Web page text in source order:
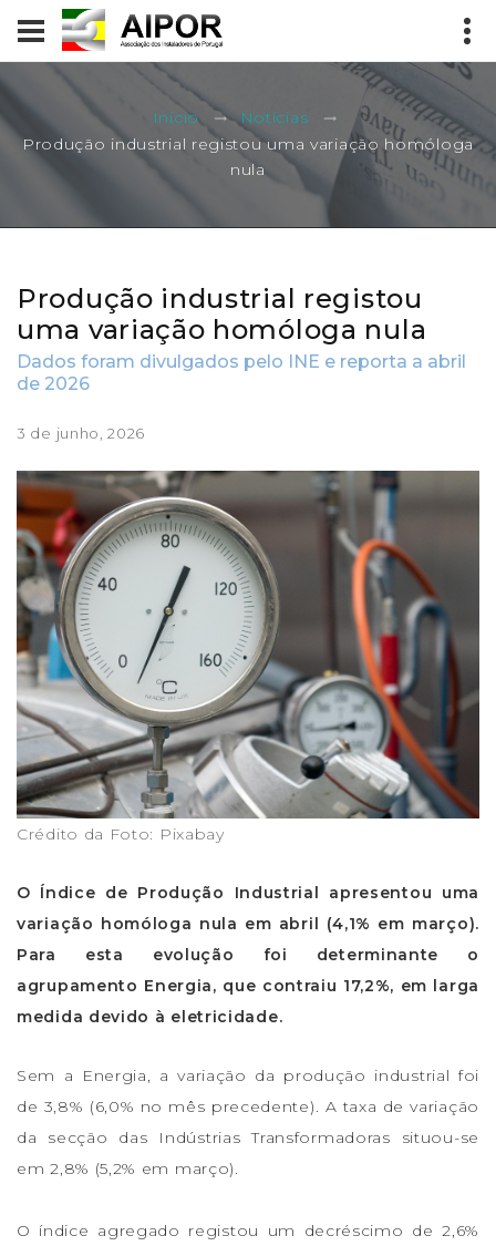
Início
Notícias
Produção industrial registou uma variação homóloga
nula
Produção industrial registou
uma variação homóloga nula
Dados foram divulgados pelo INE e reporta a abril
de 2026
3 de junho, 2026
Crédito da Foto: Pixabay
O Índice de Produção Industrial apresentou uma
variação homóloga nula em abril (4,1% em março).
Para esta evolução foi determinante o
agrupamento Energia, que contraiu 17,2%, em larga
medida devido à eletricidade.
Sem a Energia, a variação da produção industrial foi
de 3,8% (6,0% no mês precedente). A taxa de variação
da secção das Indústrias Transformadoras situou-se
em 2,8% (5,2% em março).
O índice agregado registou um decréscimo de 2,6%